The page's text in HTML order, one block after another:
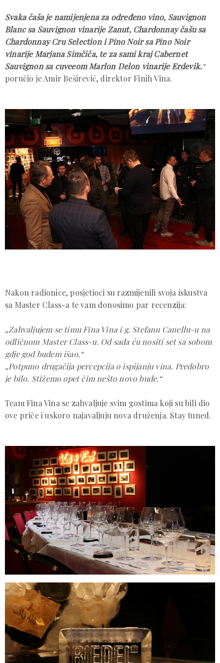
Svaka čaša je namijenjena za određeno vino, Sauvignon
Blanc sa Sauvignon vinarije Zanut, Chardonnay čašu sa
Chardonnay Cru Selection i Pino Noir sa Pino Noir
vinarije Marjana Simčiča, te za sami kraj Cabernet
Sauvignon sa cuveeom Marlon Delon vinarije Erdevik.“
poručio je Amir Beširević, direktor Finih Vina.
Nakon radionice, posjetioci su razmijenili svoja iskustva
sa Master Class-a te vam donosimo par recenzija:
„Zahvaljujem se timu Fina Vina i g. Stefanu Canellu-u na
odličnom Master Class-u. Od sada ću nositi set sa sobom
gdje god budem išao.“
„Potpuno drugačija percepcija o ispijanju vina. Predobro
je bilo. Stižemo opet čim nešto novo bude.“
Team Fina Vina se zahvaljuje svim gostima koji su bili dio
ove priče i uskoro najavaljuju nova druženja. Stay tuned.